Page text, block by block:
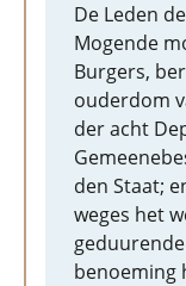
De Leden
Mogende
Burgers,
ouderdom
der acht
den Staat;
weges het
benoeming